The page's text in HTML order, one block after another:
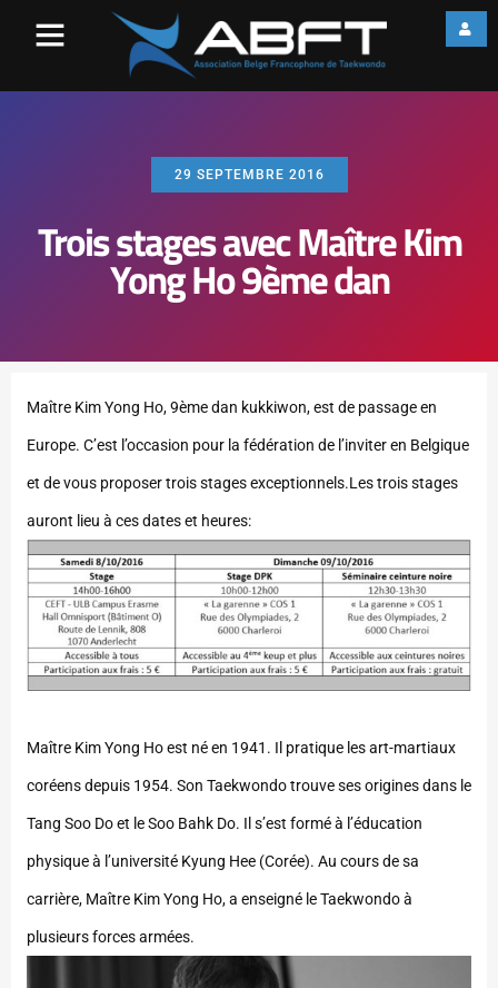
29 SEPTEMBRE 2016
Trois stages avec Maître Kim
Yong Ho 9ème dan
Maître Kim Yong Ho, 9ème dan kukkiwon, est de passage en
Europe. C’est l’occasion pour la fédération de l’inviter en Belgique
et de vous proposer trois stages exceptionnels.Les trois stages
auront lieu à ces dates et heures:
Maître Kim Yong Ho est né en 1941. Il pratique les art-martiaux
coréens depuis 1954. Son Taekwondo trouve ses origines dans le
Tang Soo Do et le Soo Bahk Do. Il s’est formé à l’éducation
physique à l’université Kyung Hee (Corée). Au cours de sa
carrière, Maître Kim Yong Ho, a enseigné le Taekwondo à
plusieurs forces armées.